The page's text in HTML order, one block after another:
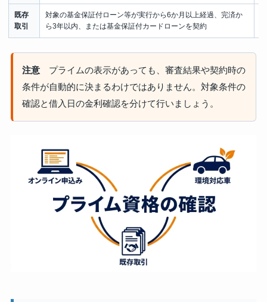
既存
取引
対象の基金保証付ローン等が実行から6か月以上経過、完済か
ら3年以内、または基金保証付カードローンを契約
注意プライムの表示があっても、審査結果や契約時の
条件が自動的に決まるわけではありません。対象条件の
確認と借入日の金利確認を分けて行いましょう。